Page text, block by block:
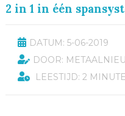
2 in 1 in één
DATUM: 5-06-2019
DOOR:
LEESTIJD: 2